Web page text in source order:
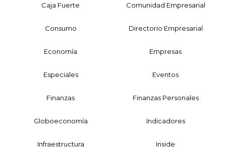
Caja Fuerte Comunidad Empresarial
Consumo Directorio Empresarial
Economía Empresas
Especiales Eventos
Finanzas Finanzas Personales
Globoeconomía Indicadores
Infraestructura Inside